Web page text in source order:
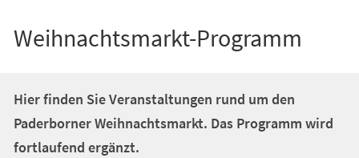
Weihnachtsmarkt-Programm
Hier finden Sie Veranstaltungen rund um den
Paderborner Weihnachtsmarkt. Das Programm wird
fortlaufend ergänzt.